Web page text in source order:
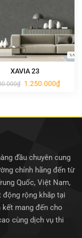
XAVIA 23
₫ Giá
gốc
1.250.000₫Giá
hiện
đầu chuyên cung
chính hãng đến từ
Quốc, Việt Nam,
động rộng khắp tại
kết mang đến cho
cùng dịch vụ thi